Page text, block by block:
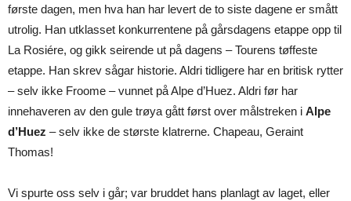
første dagen, men hva han har levert de to siste dagene er smått
utrolig. Han utklasset konkurrentene på gårsdagens etappe opp til
La Rosiére, og gikk seirende ut på dagens – Tourens tøffeste
etappe. Han skrev sågar historie. Aldri tidligere har en britisk rytter
– selv ikke Froome – vunnet på Alpe d’Huez. Aldri før har
innehaveren av den gule trøya gått først over målstreken i Alpe
d’Huez – selv ikke de største klatrerne. Chapeau, Geraint
Thomas!
Vi spurte oss selv i går; var bruddet hans planlagt av laget, eller